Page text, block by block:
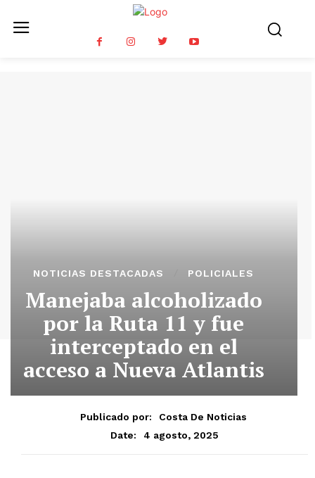
NOTICIAS DESTACADAS POLICIALES
Manejaba alcoholizado
por la Ruta 11 y fue
interceptado en el
acceso a Nueva Atlantis
Publicado por:
Costa De Noticias
Date:
4 agosto, 2025